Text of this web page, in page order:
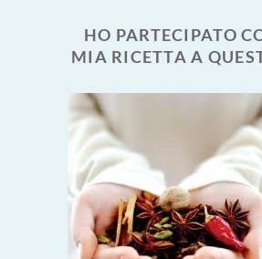
HO PARTECIPATO
MIA RICETTA A